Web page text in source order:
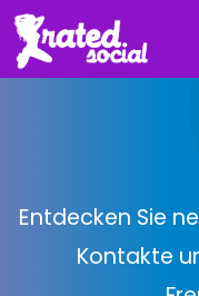
Entdecken Sie
Kontakte